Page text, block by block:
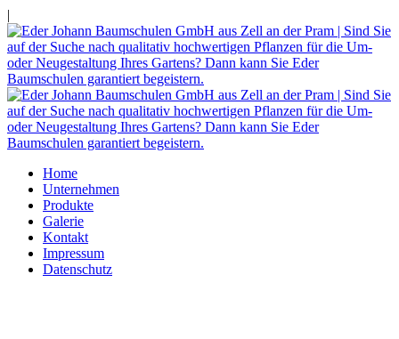
|
Home
Unternehmen
Produkte
Galerie
Kontakt
Impressum
Datenschutz